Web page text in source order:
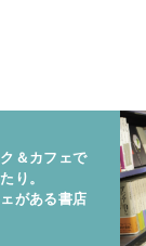
＆カフェで
り。
がある書店